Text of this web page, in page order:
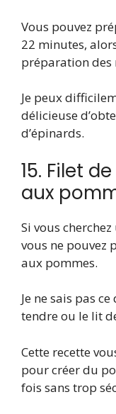
Vous pouvez
22 minutes,
préparation des
Je peux
délicieuse
d’épinards.
15. Filet
aux
Si vous
vous ne pouvez
aux pommes.
Je ne sais pas
tendre ou le lit
Cette recette
pour créer du
fois sans trop